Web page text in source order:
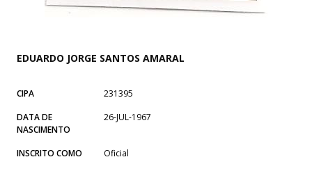
EDUARDO JORGE SANTOS AMARAL
CIPA
231395
DATA DE
NASCIMENTO
26-JUL-1967
INSCRITO COMO Oficial